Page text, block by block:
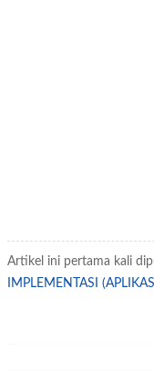
Artikel ini pertama kali
IMPLEMENTASI